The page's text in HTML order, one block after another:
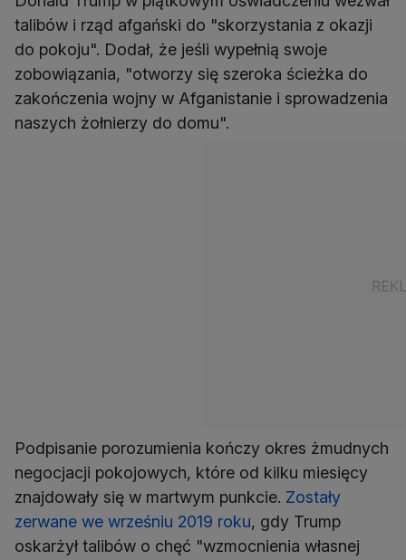
talibów i rząd afgański do "skorzystania z okazji
do pokoju". Dodał, że jeśli wypełnią swoje
zobowiązania, "otworzy się szeroka ścieżka do
zakończenia wojny w Afganistanie i sprowadzenia
naszych żołnierzy do domu".
Podpisanie porozumienia kończy okres żmudnych
negocjacji pokojowych, które od kilku miesięcy
znajdowały się w martwym punkcie. Zostały
zerwane we wrześniu 2019 roku, gdy Trump
oskarżył talibów o chęć "wzmocnienia własnej